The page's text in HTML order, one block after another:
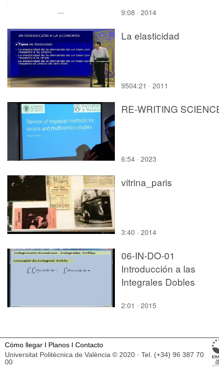
9:08 · 2014
La elasticidad
9504:21 · 2011
RE-WRITING
6:54 · 2023
vitrina_paris
3:40 · 2014
06-IN-DO-01
Introducción a las
Integrales Dobles
2:01 · 2015
Cómo llegar I Planos I Contacto
Universitat Politècnica de València © 2020 · Tel. (+34) 96 387 70
00